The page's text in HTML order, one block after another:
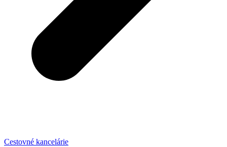
Cestovné kancelárie